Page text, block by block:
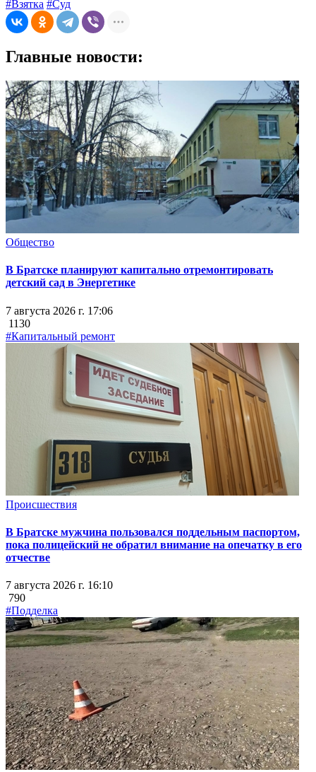
#Взятка #Суд
Главные новости:
Общество
В Братске планируют капитально отремонтировать
детский сад в Энергетике
7 августа 2026 г. 17:06
1130
#Капитальный ремонт
Происшествия
В Братске мужчина пользовался поддельным паспортом,
пока полицейский не обратил внимание на опечатку в его
отчестве
7 августа 2026 г. 16:10
790
#Подделка